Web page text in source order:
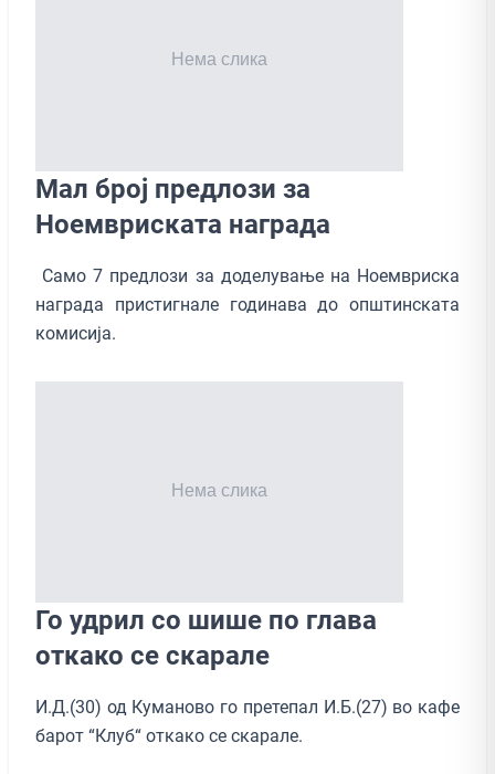
Мал број предлози за
Ноемвриската награда
Само 7 предлози за доделување на Ноемвриска
награда пристигнале годинава до општинската
комисија.
Го удрил со шише по глава
откако се скарале
И.Д.(30) од Куманово го претепал И.Б.(27) во кафе
барот “Клуб“ откако се скарале.